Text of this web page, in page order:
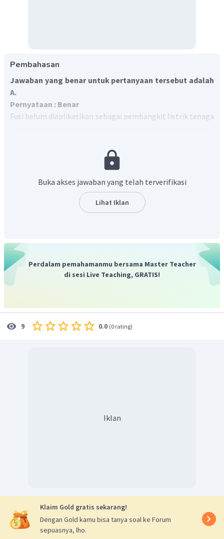
Pembahasan
Jawaban yang benar untuk pertanyaan tersebut adalah
A.
Pernyataan : Benar
Fusi belum diaplikasikan sebagai pembangkit listrik tenaga
Reaksi fusi menghasilkan panas yang sangat besar dan
tersebut.
Dengan demikian, pernyataan dan alasan benar dan
keduanya menunjukan hubungan sebab akibat.
Buka akses jawaban yang telah terverifikasi
Lihat Iklan
Perdalam pemahamanmu bersama Master Teacher
di sesi Live Teaching, GRATIS!
9 0.0 (0 rating)
Iklan
Klaim Gold gratis sekarang!
Dengan Gold kamu bisa tanya soal ke Forum
sepuasnya, lho.